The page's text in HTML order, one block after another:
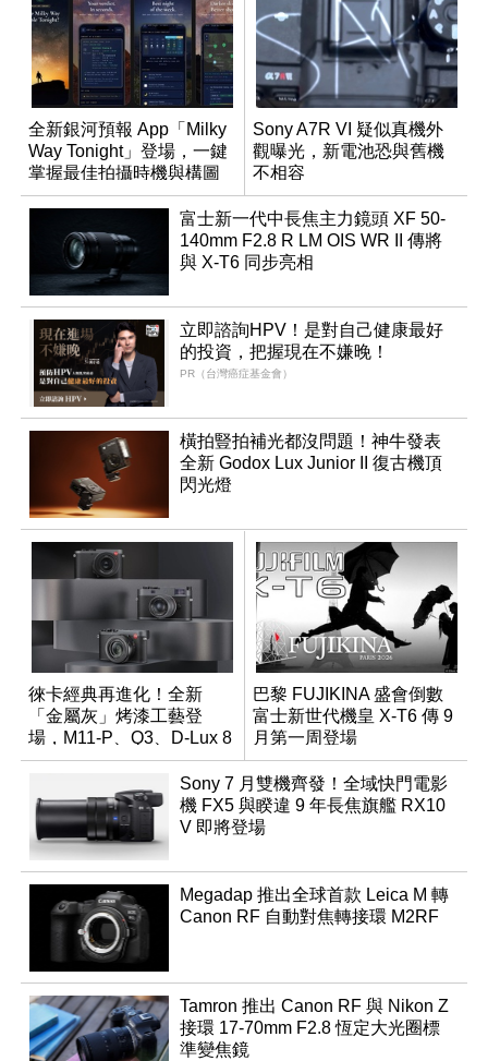
全新銀河預報 App「Milky
Way Tonight」登場，一鍵
掌握最佳拍攝時機與構圖
Sony A7R VI 疑似真機外
觀曝光，新電池恐與舊機
不相容
富士新一代中長焦主力鏡頭 XF 50-
140mm F2.8 R LM OIS WR II 傳將
與 X-T6 同步亮相
立即諮詢HPV！是對自己健康最好
的投資，把握現在不嫌晚！
PR（台灣癌症基金會）
橫拍豎拍補光都沒問題！神牛發表
全新 Godox Lux Junior II 復古機頂
閃光燈
徠卡經典再進化！全新
「金屬灰」烤漆工藝登
場，M11-P、Q3、D-Lux 8
領銜換裝
巴黎 FUJIKINA 盛會倒數
富士新世代機皇 X-T6 傳 9
月第一周登場
Sony 7 月雙機齊發！全域快門電影
機 FX5 與睽違 9 年長焦旗艦 RX10
V 即將登場
Megadap 推出全球首款 Leica M 轉
Canon RF 自動對焦轉接環 M2RF
Tamron 推出 Canon RF 與 Nikon Z
接環 17-70mm F2.8 恆定大光圈標
準變焦鏡